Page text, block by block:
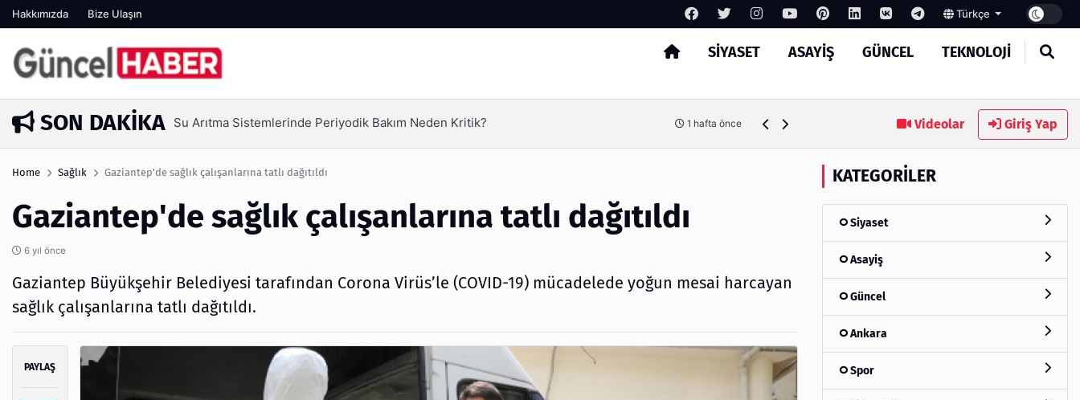
Hakkımızda Bize Ulaşın Türkçe
SIYASET ASAYIŞ GÜNCEL TEKNOLOJI
Arama
SON DAKIKA
1 hafta önce Ambalaj Süreçlerinde Yeni Nesil Verimliliği Olimpack ile Yakalayın 3 hafta önce MASROKİT Eğitim Kitleri ile Elektronik Öğrenmek Artık
Videolar Giriş Yap
Home Sağlık Gaziantep'de sağlık çalışanlarına tatlı dağıtıldı
Gaziantep'de sağlık çalışanlarına tatlı dağıtıldı
6 yıl önce
Gaziantep Büyükşehir Belediyesi tarafından Corona Virüs’le (COVID-19) mücadelede yoğun mesai harcayan
sağlık çalışanlarına tatlı dağıtıldı.
PAYLAŞ
KATEGORILER
Siyaset
Asayiş
Güncel
Ankara
Spor